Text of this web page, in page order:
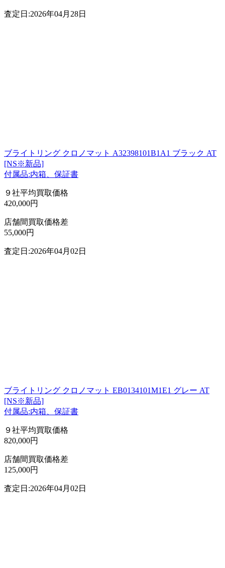
査定日:2026年04月28日
ブライトリング クロノマット A32398101B1A1 ブラック AT
[NS※新品]
付属品:内箱、保証書
９社平均買取価格
420,000円
店舗間買取価格差
55,000円
査定日:2026年04月02日
ブライトリング クロノマット EB0134101M1E1 グレー AT
[NS※新品]
付属品:内箱、保証書
９社平均買取価格
820,000円
店舗間買取価格差
125,000円
査定日:2026年04月02日